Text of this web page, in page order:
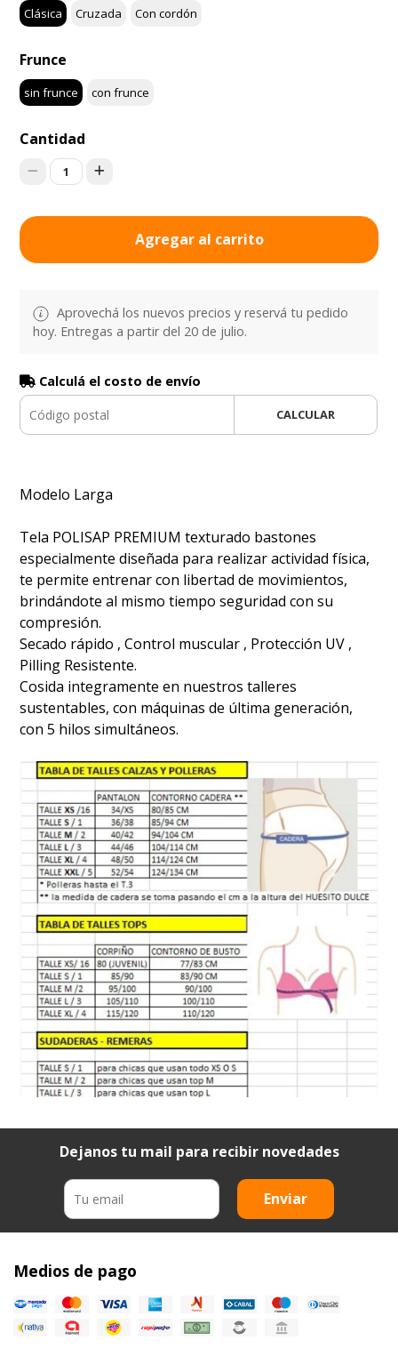
Clásica Cruzada Con cordón
Frunce
sin frunce con frunce
Cantidad
1
Agregar al carrito
Aprovechá los nuevos precios y reservá tu pedido
hoy. Entregas a partir del 20 de julio.
Calculá el costo de envío
CALCULAR
Modelo Larga
Tela POLISAP PREMIUM texturado bastones
especialmente diseñada para realizar actividad física,
te permite entrenar con libertad de movimientos,
brindándote al mismo tiempo seguridad con su
compresión.
Secado rápido , Control muscular , Protección UV ,
Pilling Resistente.
Cosida integramente en nuestros talleres
sustentables, con máquinas de última generación,
con 5 hilos simultáneos.
Dejanos tu mail para recibir novedades
Enviar
Medios de pago